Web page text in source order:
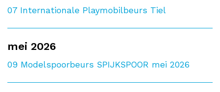
07 Internationale Playmobilbeurs Tiel
mei 2026
09 Modelspoorbeurs SPIJKSPOOR mei 2026